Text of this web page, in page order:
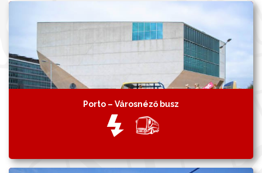
Porto – Városnéző busz